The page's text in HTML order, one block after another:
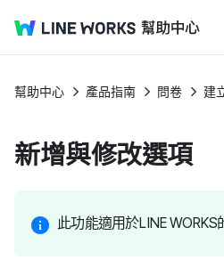
幫助中心 產品指南 問卷 建
新增與修改選項
此功能適用於LINE WORKS